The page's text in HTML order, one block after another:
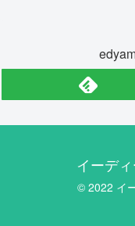
イーデ
© 2022 イ